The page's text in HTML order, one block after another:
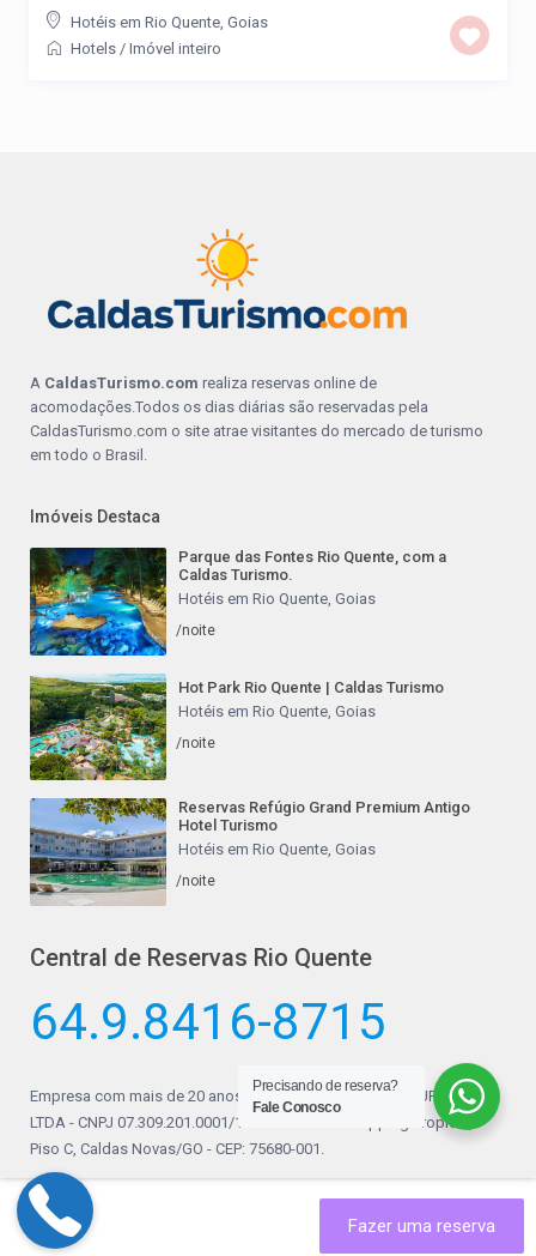
Hotéis em Rio Quente, Goias
Hotels / Imóvel inteiro
A CaldasTurismo.com realiza reservas online de
acomodações.Todos os dias diárias são reservadas pela
CaldasTurismo.com o site atrae visitantes do mercado de turismo
em todo o Brasil.
Imóveis Destaca
Parque das Fontes Rio Quente, com a
Caldas Turismo.
Hotéis em Rio Quente, Goias
/noite
Hot Park Rio Quente | Caldas Turismo
Hotéis em Rio Quente, Goias
/noite
Reservas Refúgio Grand Premium Antigo
Hotel Turismo
Hotéis em Rio Quente, Goias
/noite
Central de Reservas Rio Quente
64.9.8416-8715
Empresa com mais de 20 anos de mercado a CALDAS TURISMO
LTDA - CNPJ 07.309.201.0001/14. Sediada no Shopping Tropical,
Piso C, Caldas Novas/GO - CEP: 75680-001.
Termos e Condições:
Precisando de reserva?
Fale Conosco
Fazer uma reserva